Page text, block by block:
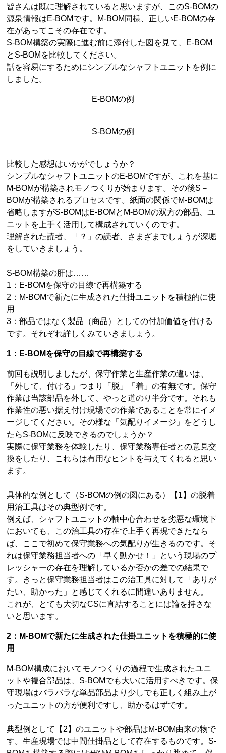
皆さんは既に理解されていると思いますが、このS-BOMの
源泉情報はE-BOMです。M-BOM同様、正しいE-BOMの存
在があってこその存在です。
S-BOM構築の実際に進む前に添付した図を見て、E-BOM
とS-BOMを比較してください。
話を容易にするためにシンプルなシャフトユニットを例に
しました。
E-BOMの例
S-BOMの例
比較した感想はいかがでしょうか？
シンプルなシャフトユニットのE-BOMですが、これを基に
M-BOMが構築されモノつくりが始まります。その後S－
BOMが構築されるプロセスです。紙面の関係でM-BOMは
省略しますがS-BOMはE-BOMとM-BOMの双方の部品、ユ
ニットを上手く活用して構成されていくのです。
理解された読者、「？」の読者、さまざまでしょうが深堀
をしていきましょう。
S-BOM構築の肝は……
1：E-BOMを保守の目線で再構築する
2：M-BOMで新たに生成された仕掛ユニットを積極的に使
用
3：部品ではなく製品（商品）としての付加価値を付ける
です。それぞれ詳しくみていきましょう。
1：E-BOMを保守の目線で再構築する
前回も説明しましたが、保守作業と生産作業の違いは、
「外して、付ける」つまり「脱」「着」の有無です。保守
作業は当該部品を外して、やっと道のり半分です。それも
作業性の悪い据え付け現場での作業であることを常にイメ
ージしてください。その様な「気配りイメージ」をどうし
たらS-BOMに反映できるのでしょうか？
実際に保守業務を体験したり、保守業務専任者との意見交
換をしたり、これらは有用なヒントを与えてくれると思い
ます。
具体的な例として（S-BOMの例の図にある）【1】の脱着
用治工具はその典型例です。
例えば、シャフトユニットの軸中心合わせを劣悪な環境下
においても、この治工具の存在で上手く再現できたなら
ば、ここで初めて保守業務への気配りが生きるのです。そ
れは保守業務担当者への「早く動かせ！」という現場のプ
レッシャーの存在を理解しているか否かの差での結果で
す。きっと保守業務担当者はこの治工具に対して「ありが
たい、助かった」と感じてくれるに間違いありません。
これが、とても大切なCSに直結することには論を持さな
いと思います。
2：M-BOMで新たに生成された仕掛ユニットを積極的に使
用
M-BOM構成においてモノつくりの過程で生成されたユニ
ットや複合部品は、S-BOMでも大いに活用すべきです。保
守現場はバラバラな単品部品より少しでも正しく組み上が
ったユニットの方が便利ですし、助かるはずです。
典型例として【2】のユニットや部品はM-BOM由来の物で
す。生産現場では中間仕掛品として存在するものです。S-